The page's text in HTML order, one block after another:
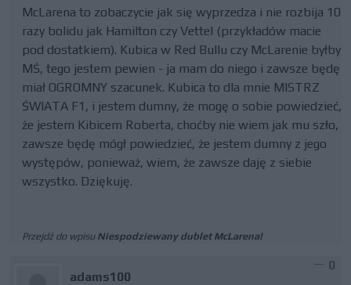
McLarena to zobaczycie jak się wyprzedza i nie rozbija 10
razy bolidu jak Hamilton czy Vettel (przykładów macie
pod dostatkiem). Kubica w Red Bullu czy McLarenie byłby
MŚ, tego jestem pewien - ja mam do niego i zawsze będę
miał OGROMNY szacunek. Kubica to dla mnie MISTRZ
ŚWIATA F1, i jestem dumny, że mogę o sobie powiedzieć,
że jestem Kibicem Roberta, choćby nie wiem jak mu szło,
zawsze będę mógł powiedzieć, że jestem dumny z jego
występów, ponieważ, wiem, że zawsze daję z siebie
wszystko. Dziękuję.
Przejdź do wpisu Niespodziewany dublet McLarena!
adams100
0